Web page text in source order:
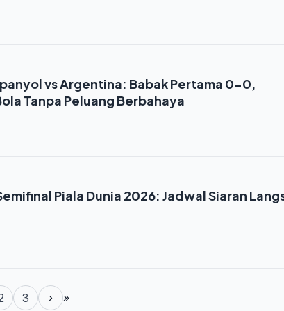
vs Argentina: Babak Pertama 0-0,
Tanpa Peluang Berbahaya
Piala Dunia 2026: Jadwal Siaran
3 › »